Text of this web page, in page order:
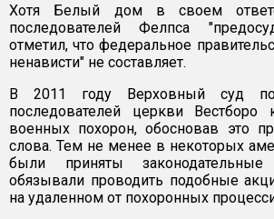
Хотя Белый дом в своем
последователей Фелпса
отметил, что федеральное
ненависти" не составляет.
В 2011 году Верховный суд
последователей церкви Вестборо
военных похорон, обосновав это
слова. Тем не менее в некоторых
были приняты
обязывали проводить подобные
на удаленном от похоронных